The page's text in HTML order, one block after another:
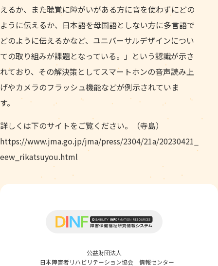
えるか、また聴覚に障がいがある方に音を使わずにどの
ように伝えるか、日本語を母国語としない方に多言語で
どのように伝えるかなど、ユニバーサルデザインについ
ての取り組みが課題となっている。」という認識が示さ
れており、その解決策としてスマートホンの音声読み上
げやカメラのフラッシュ機能などが例示されていま
す。
詳しくは下のサイトをご覧ください。（寺島）
https://www.jma.go.jp/jma/press/2304/21a/20230421_
eew_rikatsuyou.html
公益財団法人
日本障害者リハビリテーション協会 情報センター